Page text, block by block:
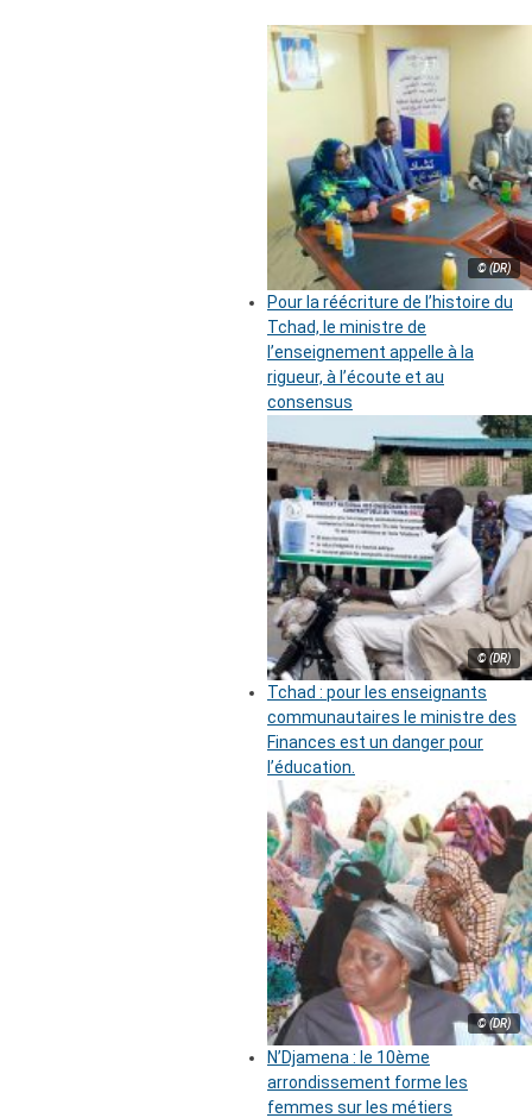
© (DR)
Pour la réécriture de l’histoire du
Tchad, le ministre de
l’enseignement appelle à la
rigueur, à l’écoute et au
consensus
© (DR)
Tchad : pour les enseignants
communautaires le ministre des
Finances est un danger pour
l’éducation.
© (DR)
N’Djamena : le 10ème
arrondissement forme les
femmes sur les métiers